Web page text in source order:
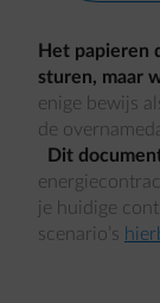
Het papieren
sturen, maar
enige bewijs
de
Dit
je huidige
scenario’s